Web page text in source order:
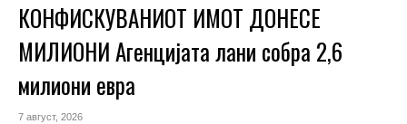
КОНФИСКУВАНИОТ ИМОТ ДОНЕСЕ
МИЛИОНИ Агенцијата лани собра 2,6
милиони евра
7 август, 2026